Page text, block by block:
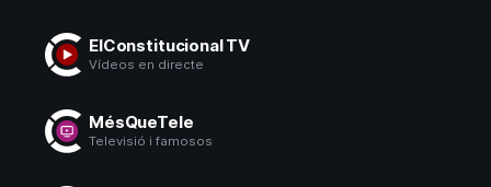
ElConstitucional TV
Vídeos en directe
MésQueTele
Televisió i famosos